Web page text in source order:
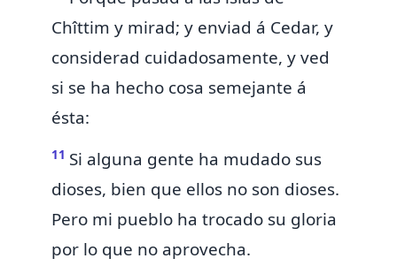
Chîttim y mirad; y enviad á Cedar, y
considerad cuidadosamente, y ved
si se ha hecho cosa semejante á
ésta:
11 Si alguna gente ha mudado sus
dioses, bien que ellos no son dioses.
Pero mi pueblo ha trocado su gloria
por lo que no aprovecha.